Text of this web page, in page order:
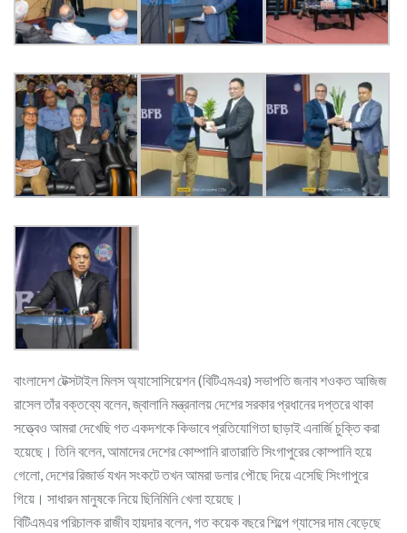
বাংলাদেশ টেক্সটাইল মিলস অ্যাসোসিয়েশন (বিটিএমএর) সভাপতি জনাব শওকত আজিজ
রাসেল তাঁর বক্তব্যে বলেন, জ্বালানি মন্ত্রনালয় দেশের সরকার প্রধানের দপ্তরে থাকা
সত্ত্বেও আমরা দেখেছি গত একদশকে কিভাবে প্রতিযোগিতা ছাড়াই এনার্জি চুক্তি করা
হয়েছে। তিনি বলেন, আমাদের দেশের কোম্পানি রাতারাতি সিংগাপুরের কোম্পানি হয়ে
গেলো, দেশের রিজার্ভ যখন সংকটে তখন আমরা ডলার পৌছে দিয়ে এসেছি সিংগাপুরে
গিয়ে। সাধারন মানুষকে নিয়ে ছিনিমিনি খেলা হয়েছে।
বিটিএমএর পরিচালক রাজীব হায়দার বলেন, গত কয়েক বছরে শিল্পে গ্যাসের দাম বেড়েছে